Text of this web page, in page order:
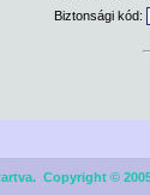
Biztonsági kód:
Copyright ©